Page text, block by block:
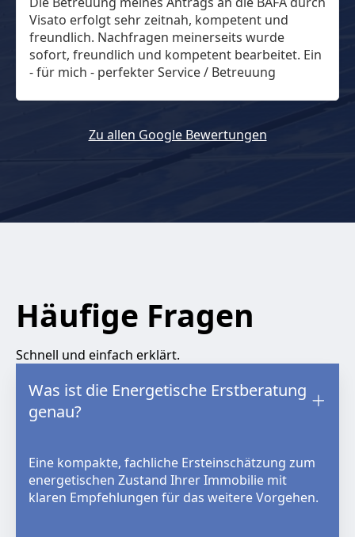
Visato erfolgt sehr zeitnah, kompetent und
freundlich. Nachfragen meinerseits wurde
sofort, freundlich und kompetent bearbeitet. Ein
- für mich - perfekter Service / Betreuung
Zu allen Google Bewertungen
Häufige Fragen
Schnell und einfach erklärt.
Was ist die Energetische Erstberatung
genau?
Eine kompakte, fachliche Ersteinschätzung zum
energetischen Zustand Ihrer Immobilie mit
klaren Empfehlungen für das weitere Vorgehen.